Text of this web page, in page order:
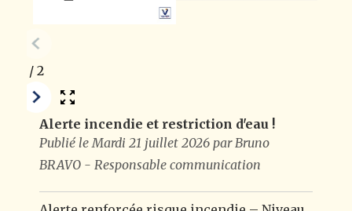
/2
Alerte incendie et restriction d'eau !
Publié le Mardi 21 juillet 2026 par Bruno
BRAVO - Responsable communication